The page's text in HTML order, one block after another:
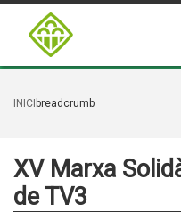
INICI breadcrumb
XV Marxa
de TV3